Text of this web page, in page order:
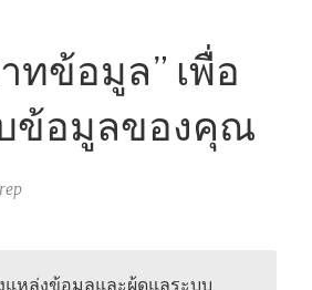
ทข้อมูล” เพื่อ
ข้อมูลของคุณ
แหล่งข้อมูลและผู้ดูแลระบบ